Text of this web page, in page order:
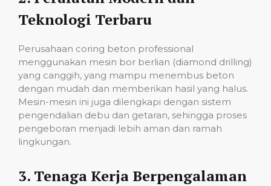
Teknologi Terbaru
Perusahaan coring beton professional
menggunakan mesin bor berlian (diamond drilling)
yang canggih, yang mampu menembus beton
dengan mudah dan memberikan hasil yang halus.
Mesin-mesin ini juga dilengkapi dengan sistem
pengendalian debu dan getaran, sehingga proses
pengeboran menjadi lebih aman dan ramah
lingkungan.
3. Tenaga Kerja Berpengalaman